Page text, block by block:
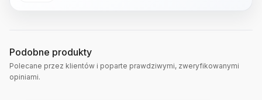
Podobne produkty
Polecane przez klientów i poparte prawdziwymi, zweryfikowanymi
opiniami.